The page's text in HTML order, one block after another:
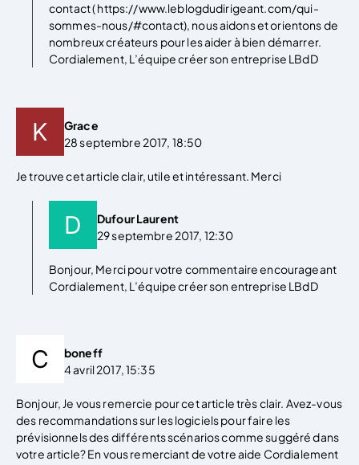
contact ( https://www.leblogdudirigeant.com/qui-
sommes-nous/#contact), nous aidons et orientons de
nombreux créateurs pour les aider à bien démarrer.
Cordialement, L’équipe créer son entreprise LBdD
Grace
28 septembre 2017, 18:50
Je trouve cet article clair, utile et intéressant. Merci
Dufour Laurent
29 septembre 2017, 12:30
Bonjour, Merci pour votre commentaire encourageant
Cordialement, L’équipe créer son entreprise LBdD
boneff
4 avril 2017, 15:35
Bonjour, Je vous remercie pour cet article très clair. Avez-vous
des recommandations sur les logiciels pour faire les
prévisionnels des différents scénarios comme suggéré dans
votre article? En vous remerciant de votre aide Cordialement